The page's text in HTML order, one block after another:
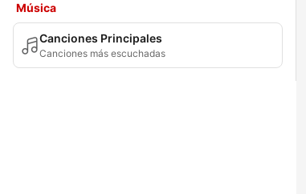
Música
Canciones Principales
Canciones más escuchadas